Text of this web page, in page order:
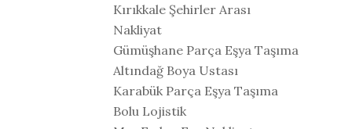
Kırıkkale Şehirler Arası
Nakliyat
Gümüşhane Parça Eşya Taşıma
Altındağ Boya Ustası
Karabük Parça Eşya Taşıma
Bolu Lojistik